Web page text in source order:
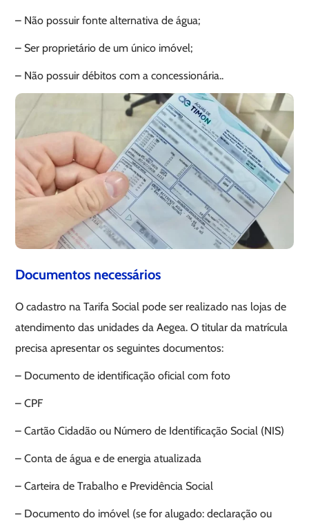
– Não possuir fonte alternativa de água;
– Ser proprietário de um único imóvel;
– Não possuir débitos com a concessionária..
Documentos necessários
O cadastro na Tarifa Social pode ser realizado nas lojas de
atendimento das unidades da Aegea. O titular da matrícula
precisa apresentar os seguintes documentos:
– Documento de identificação oficial com foto
– CPF
– Cartão Cidadão ou Número de Identificação Social (NIS)
– Conta de água e de energia atualizada
– Carteira de Trabalho e Previdência Social
– Documento do imóvel (se for alugado: declaração ou